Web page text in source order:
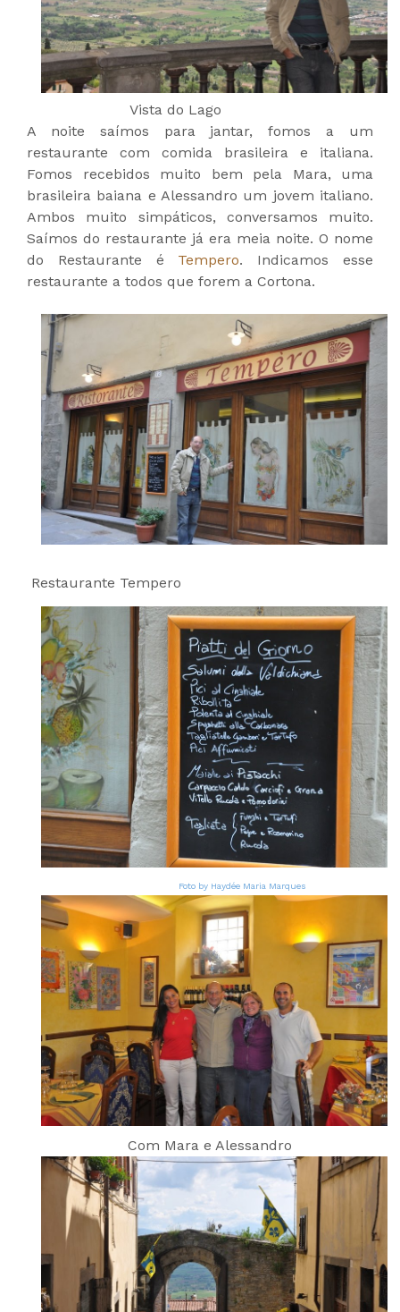
Vista do Lago
A noite saímos para jantar, fomos a um
restaurante com comida brasileira e italiana.
Fomos recebidos muito bem pela Mara, uma
brasileira baiana e Alessandro um jovem italiano.
Ambos muito simpáticos, conversamos muito.
Saímos do restaurante já era meia noite. O nome
do Restaurante é Tempero. Indicamos esse
restaurante a todos que forem a Cortona.
Restaurante Tempero
Foto by Haydée Maria Marques
Com Mara e Alessandro